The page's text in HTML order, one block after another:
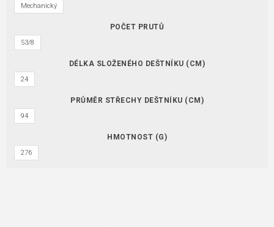
Mechanický
POČET PRUTŮ
53/8
DÉLKA SLOŽENÉHO DEŠTNÍKU (CM)
24
PRŮMĚR STŘECHY DEŠTNÍKU (CM)
94
HMOTNOST (G)
276